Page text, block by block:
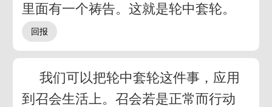
里面有一个祷告。这就是轮中套轮。
我们可以把轮中套轮这件事，应用
到召会生活上。召会若是正常而行动